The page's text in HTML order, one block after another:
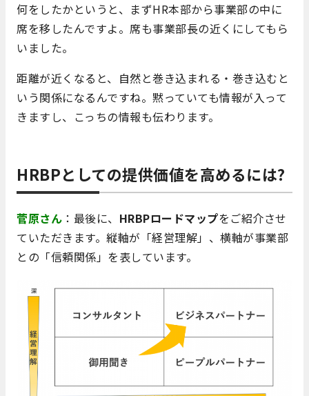
何をしたかというと、まずHR本部から事業部の中に
席を移したんですよ。席も事業部長の近くにしてもら
いました。
距離が近くなると、自然と巻き込まれる・巻き込むと
いう関係になるんですね。黙っていても情報が入って
きますし、こっちの情報も伝わります。
HRBPとしての提供価値を高めるには?
菅原さん ：最後に、 HRBPロードマップをご紹介させ
ていただきます。縦軸が「経営理解」、横軸が事業部
との「信頼関係」を表しています。